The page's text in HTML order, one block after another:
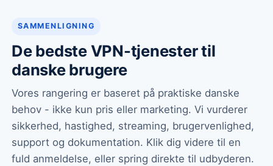
SAMMENLIGNING
De bedste VPN-tjenester til
danske brugere
Vores rangering er baseret på praktiske danske
behov - ikke kun pris eller marketing. Vi vurderer
sikkerhed, hastighed, streaming, brugervenlighed,
support og dokumentation. Klik dig videre til en
fuld anmeldelse, eller spring direkte til udbyderen.